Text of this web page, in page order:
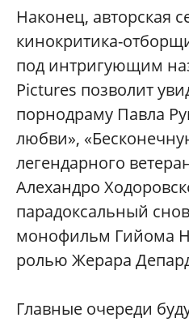
Наконец, авторская
кинокритика-
под интригующим
Pictures позволит
порнодраму Павла
любви»,
легендарного
Алехандро
парадоксальный
монофильм Гийома
ролью Жерара
Главные очереди